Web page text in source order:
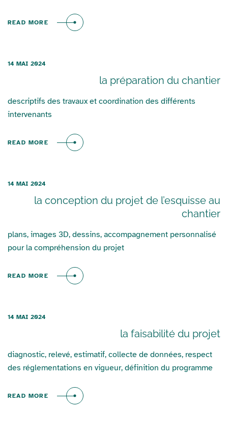
READ MORE
14 MAI 2024
la préparation du chantier
descriptifs des travaux et coordination des différents
intervenants
READ MORE
14 MAI 2024
la conception du projet de l’esquisse au
chantier
plans, images 3D, dessins, accompagnement personnalisé
pour la compréhension du projet
READ MORE
14 MAI 2024
la faisabilité du projet
diagnostic, relevé, estimatif, collecte de données, respect
des réglementations en vigueur, définition du programme
READ MORE